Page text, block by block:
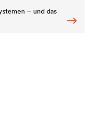
– und das